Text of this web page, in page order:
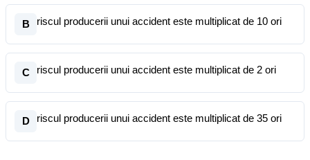
B riscul producerii unui accident este multiplicat de 10 ori
C riscul producerii unui accident este multiplicat de 2 ori
D riscul producerii unui accident este multiplicat de 35 ori